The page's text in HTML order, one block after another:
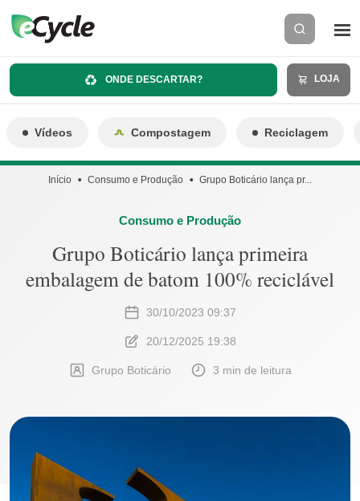
ONDE DESCARTAR? LOJA
Vídeos Compostagem Reciclagem
Início Consumo e Produção Grupo Boticário lança pr...
Consumo e Produção
Grupo Boticário lança primeira
embalagem de batom 100% reciclável
30/10/2023 09:37
20/12/2025 19:38
Grupo Boticário 3 min de leitura